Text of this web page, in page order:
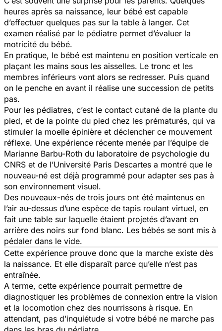
heures après sa naissance, leur bébé est capable
d’effectuer quelques pas sur la table à langer. Cet
examen réalisé par le pédiatre permet d’évaluer la
motricité du bébé.
En pratique, le bébé est maintenu en position verticale en
plaçant les mains sous les aisselles. Le tronc et les
membres inférieurs vont alors se redresser. Puis quand
on le penche en avant il réalise une succession de petits
pas.
Pour les pédiatres, c’est le contact cutané de la plante du
pied, et de la pointe du pied chez les prématurés, qui va
stimuler la moelle épinière et déclencher ce mouvement
réflexe. Une expérience récente menée par l’équipe de
Marianne Barbu-Roth du laboratoire de psychologie du
CNRS et de l’Université Paris Descartes a montré que le
nouveau-né est déjà programmé pour adapter ses pas à
son environnement visuel.
Des nouveaux-nés de trois jours ont été maintenus en
l’air au-dessus d’une espèce de tapis roulant virtuel, en
fait une table sur laquelle étaient projetés d’avant en
arrière des noirs sur fond blanc. Les bébés se sont mis à
pédaler dans le vide.
Cette expérience prouve donc que la marche existe dès
la naissance. Et elle disparaît parce qu’elle n’est pas
entraînée.
A terme, cette expérience pourrait permettre de
diagnostiquer les problèmes de connexion entre la vision
et la locomotion chez des nourrissons à risque. En
attendant, pas d’inquiétude si votre bébé ne marche pas